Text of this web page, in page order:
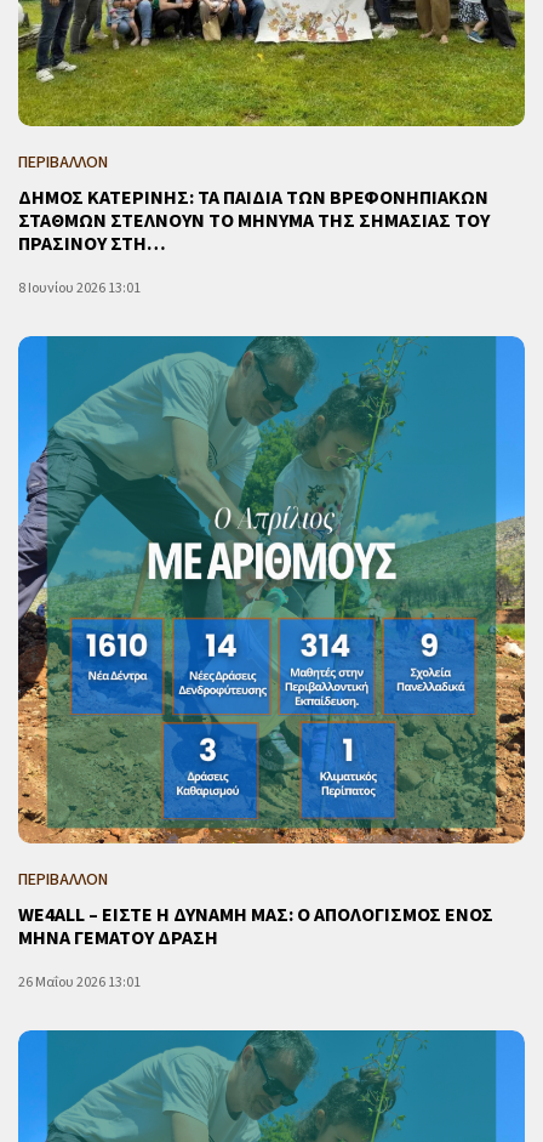
ΠΕΡΙΒΑΛΛΟΝ
ΔΗΜΟΣ ΚΑΤΕΡΙΝΗΣ: ΤΑ ΠΑΙΔΙΑ ΤΩΝ ΒΡΕΦΟΝΗΠΙΑΚΩΝ
ΣΤΑΘΜΩΝ ΣΤΕΛΝΟΥΝ ΤΟ ΜΗΝΥΜΑ ΤΗΣ ΣΗΜΑΣΙΑΣ ΤΟΥ
ΠΡΑΣΙΝΟΥ ΣΤΗ…
8 Ιουνίου 2026 13:01
ΠΕΡΙΒΑΛΛΟΝ
WE4ALL – ΕΙΣΤΕ Η ΔΥΝΑΜΗ ΜΑΣ: Ο ΑΠΟΛΟΓΙΣΜΟΣ ΕΝΟΣ
ΜΗΝΑ ΓΕΜΑΤΟΥ ΔΡΑΣΗ
26 Μαΐου 2026 13:01